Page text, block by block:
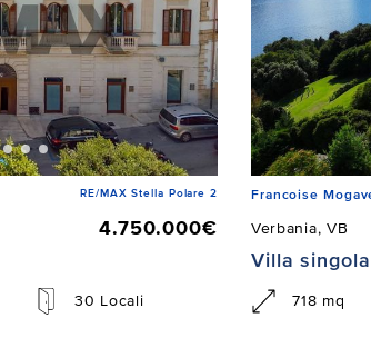
RE/MAX Stella Polare 2
4.750.000€
30 Locali
Francoise
Verbania, VB
Villa singola
718 mq